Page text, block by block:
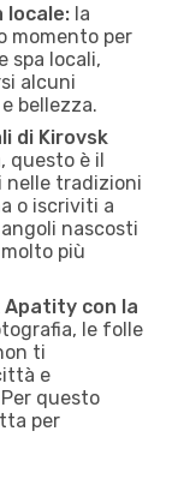
locale: la
momento per
spa locali,
alcuni
bellezza.
di Kirovsk
questo è il
nelle tradizioni
o iscriviti a
nascosti
più
Apatity con la
le folle
ti
e
questo
per